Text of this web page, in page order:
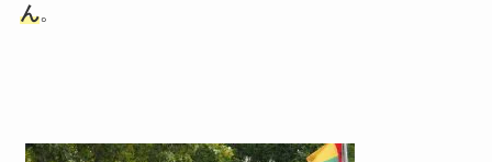
ん。